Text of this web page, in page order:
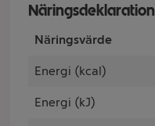
Näringsdeklaration
Näringsvärde
Energi (kcal)
Energi (kJ)